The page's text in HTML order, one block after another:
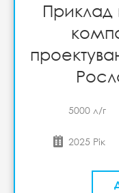
Приклад
5000 л/г
2025 Рік